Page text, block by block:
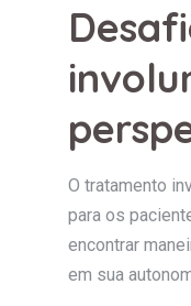
O tratamento
para os
encontrar
em sua